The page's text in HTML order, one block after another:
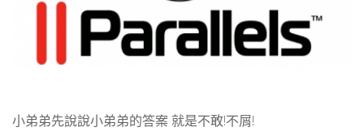
小弟弟先說說小弟弟的答案 就是不敢!不屑!